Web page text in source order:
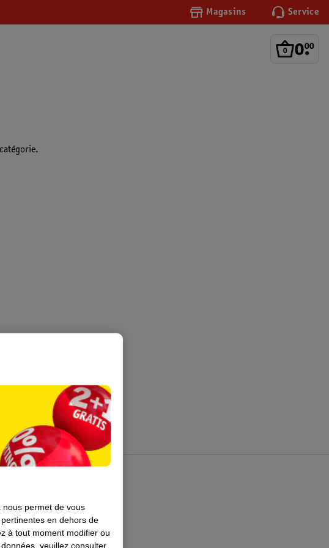
Magasins Service
0.
00
nous permet de vous
en dehors de
à tout moment modifier ou
veuillez consulter